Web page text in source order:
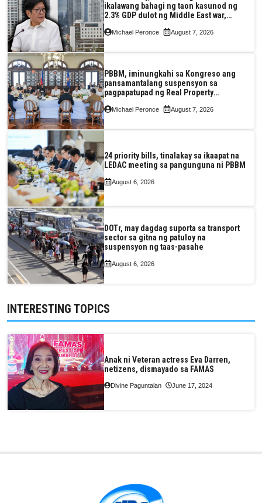
ikalawang bahagi ng taon kasunod ng
2.3% GDP dulot ng Middle East war,
pagkaantala ng public construction
Michael Peronce August 7, 2026
PBBM, iminungkahi sa Kongreso ang
pansamantalang suspensyon sa
pagpapatupad ng Real Property
Valuation and Assessment Reform Act
Michael Peronce August 7, 2026
24 priority bills, tinalakay sa ikaapat na
LEDAC meeting sa pangunguna ni PBBM
August 6, 2026
DOTr, may dagdag suporta sa transport
sector sa gitna ng patuloy na
suspensyon ng taas-pasahe
August 6, 2026
INTERESTING TOPICS
Anak ni Veteran actress Eva Darren,
netizens, dismayado sa FAMAS
Divine Paguntalan June 17, 2024